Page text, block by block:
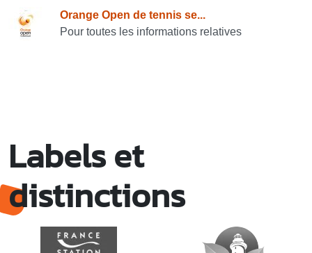
Orange Open de tennis se...
Pour toutes les informations relatives
Labels et
distinctions